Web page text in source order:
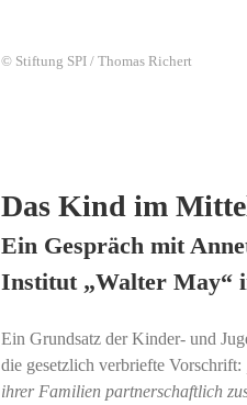
© Stiftung SPI / Thomas Richert
Das Kind im
Ein Gespräch mit
Institut „Walter May“
Ein Grundsatz der Kinder- und
die gesetzlich verbriefte Vorschrift:
ihrer Familien partnerschaftlich